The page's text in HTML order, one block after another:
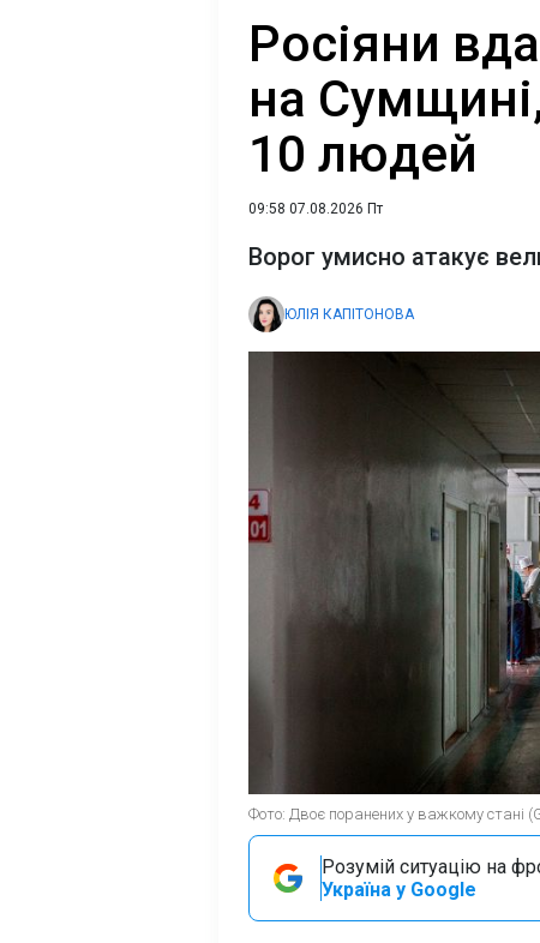
Росіяни
на
10 людей
09:58 07.08.2026 Пт
Ворог умисно атакує
ЮЛІЯ КАПІТОНОВА
Фото: Двоє поранених у важкому стані
Розумій ситуацію на
Україна у Google